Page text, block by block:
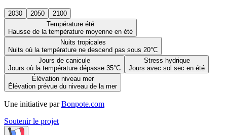
2030 2050
2100
Température été
Hausse de la température moyenne en été
Nuits tropicales
Nuits où la température ne descend pas sous 20°C
Jours de canicule
Jours où la température dépasse 35°C
Stress hydrique
Jours avec sol sec en été
Élévation niveau mer
Élévation prévue du niveau de la mer
Une initiative par Bonpote.com
Soutenir le projet